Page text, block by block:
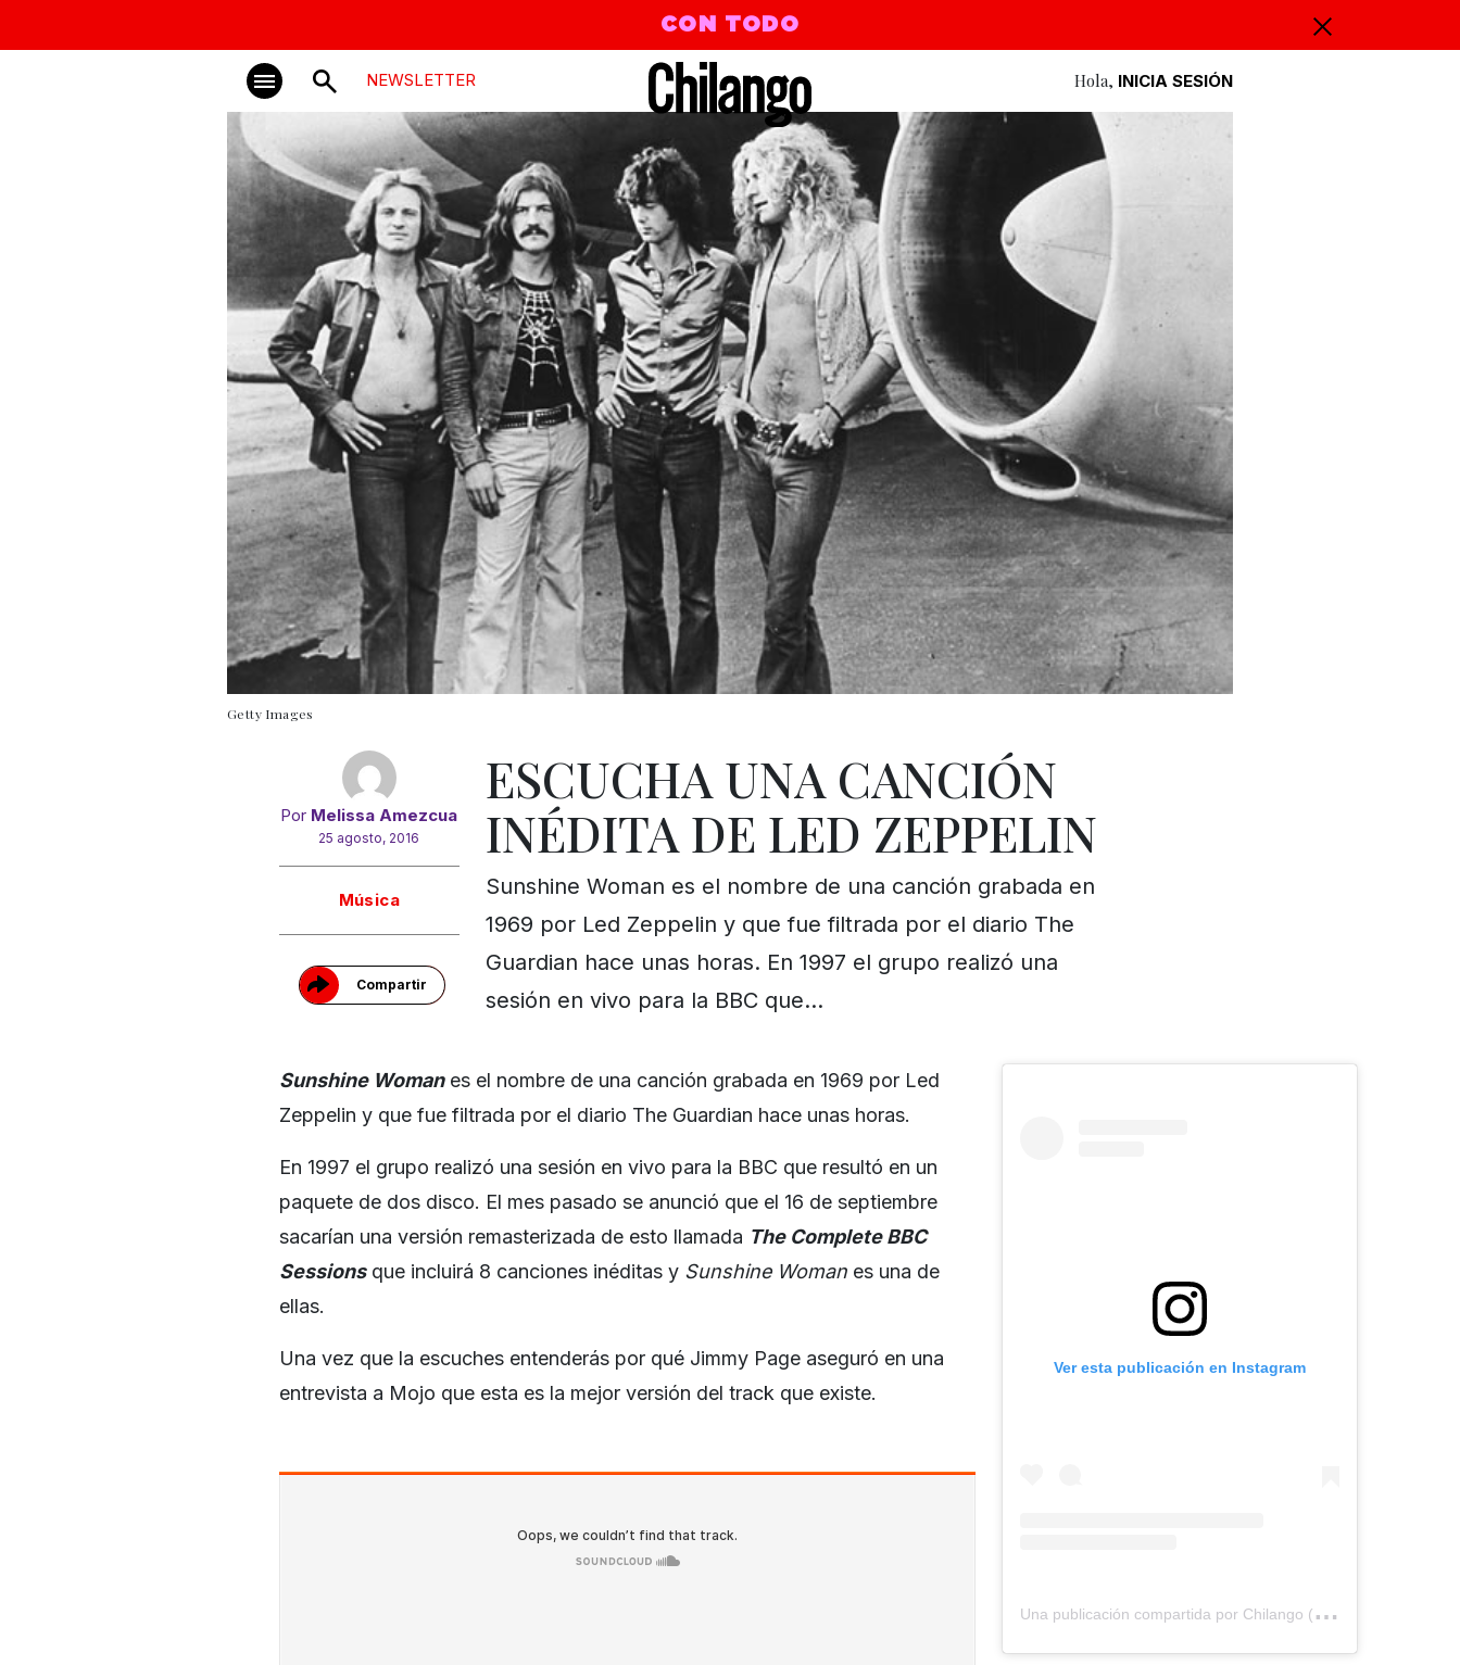
CON TODO
NEWSLETTER Hola, INICIA SESIÓN
Getty Images
Por Melissa Amezcua
25 agosto, 2016
Música
Compartir
ESCUCHA UNA CANCIÓN
INÉDITA DE LED ZEPPELIN
Sunshine Woman es el nombre de una canción grabada en
1969 por Led Zeppelin y que fue filtrada por el diario The
Guardian hace unas horas. En 1997 el grupo realizó una
sesión en vivo para la BBC que…
Sunshine Womanes el nombre de una canción grabada en 1969 por Led
Zeppelin y que fue filtrada por el diario The Guardian hace unas horas.
En 1997 el grupo realizó una sesión en vivo para la BBC que resultó en un
paquete de dos disco. El mes pasado se anunció que el 16 de septiembre
sacarían una versión remasterizada de esto llamada The Complete BBC
Sessionsque incluirá 8 canciones inéditas y Sunshine Woman es una de
ellas.
Una vez que la escuches entenderás por qué Jimmy Page aseguró en una
entrevista a Mojo que esta es la mejor versión del track que existe.
Ver esta publicación en Instagram
U
na publicación compartida por Chilango (@chilangocom)